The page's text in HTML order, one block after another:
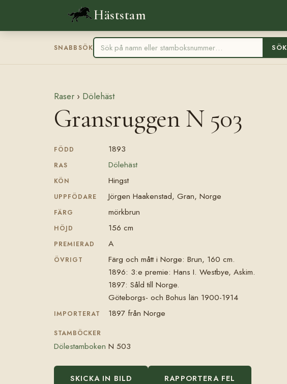
Häststam
SNABBSÖK SÖK
Raser › Dölehäst
Gransruggen N 503
FÖDD 1893
RAS Dölehäst
KÖN Hingst
UPPFÖDARE Jörgen Haakenstad, Gran, Norge
FÄRG mörkbrun
HÖJD 156 cm
PREMIERAD A
ÖVRIGT
Färg och mått i Norge: Brun, 160 cm.
1896: 3:e premie: Hans I. Westbye, Askim.
1897: Såld till Norge.
Göteborgs- och Bohus län 1900-1914
IMPORTERAT 1897 från Norge
STAMBÖCKER
Dölestamboken N 503
SKICKA IN BILD RAPPORTERA FEL